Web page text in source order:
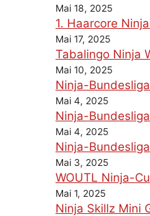
Mai 18, 2025
1. Haarcore
Mai 17, 2025
Tabalingo Ninja
Mai 10, 2025
Ninja-
Mai 4, 2025
Ninja-
Mai 4, 2025
Ninja-
Mai 3, 2025
WOUTL Ninja-
Mai 1, 2025
Ninja Skillz Mini